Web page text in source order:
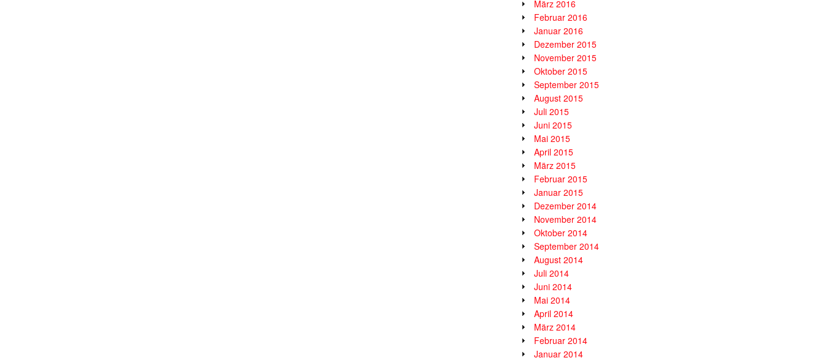
März 2016
Februar 2016
Januar 2016
Dezember 2015
November 2015
Oktober 2015
September 2015
August 2015
Juli 2015
Juni 2015
Mai 2015
April 2015
März 2015
Februar 2015
Januar 2015
Dezember 2014
November 2014
Oktober 2014
September 2014
August 2014
Juli 2014
Juni 2014
Mai 2014
April 2014
März 2014
Februar 2014
Januar 2014